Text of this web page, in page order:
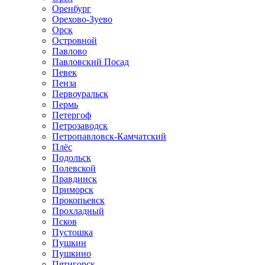
Оренбург
Орехово-Зуево
Орск
Островной
Павлово
Павловский Посад
Певек
Пенза
Первоуральск
Пермь
Петергоф
Петрозаводск
Петропавловск-Камчатский
Плёс
Подольск
Полевской
Правдинск
Приморск
Прокопьевск
Прохладный
Псков
Пустошка
Пушкин
Пушкино